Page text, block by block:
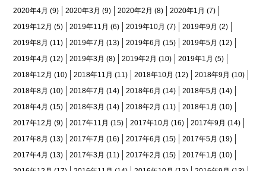
2020年4月 (9) 2020年3月 (9) 2020年2月 (8) 2020年1月 (7)
2019年12月 (5) 2019年11月 (6) 2019年10月 (7) 2019年9月 (2)
2019年8月 (11) 2019年7月 (13) 2019年6月 (15) 2019年5月 (12)
2019年4月 (12) 2019年3月 (8) 2019年2月 (10) 2019年1月 (5)
2018年12月 (10) 2018年11月 (11) 2018年10月 (12) 2018年9月 (10)
2018年8月 (10) 2018年7月 (14) 2018年6月 (14) 2018年5月 (14)
2018年4月 (15) 2018年3月 (14) 2018年2月 (11) 2018年1月 (10)
2017年12月 (9) 2017年11月 (15) 2017年10月 (16) 2017年9月 (14)
2017年8月 (13) 2017年7月 (16) 2017年6月 (15) 2017年5月 (19)
2017年4月 (13) 2017年3月 (11) 2017年2月 (15) 2017年1月 (10)